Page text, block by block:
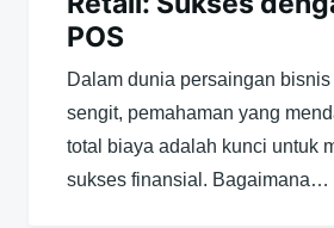
POS
Dalam dunia persaingan
sengit, pemahaman yang
total biaya adalah kunci untuk
sukses finansial. Bagaimana…